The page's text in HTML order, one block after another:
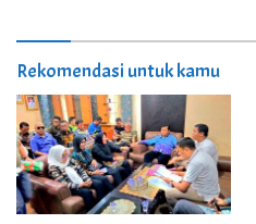
Rekomendasi untuk kamu